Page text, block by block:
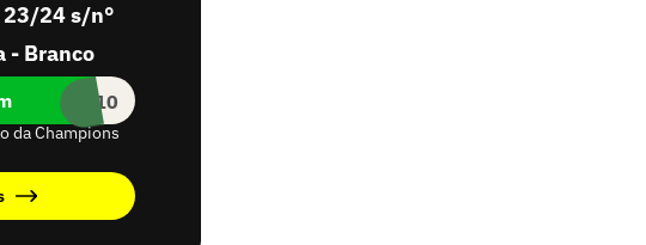
23/24 s/n°
- Branco
NCE10
da Champions